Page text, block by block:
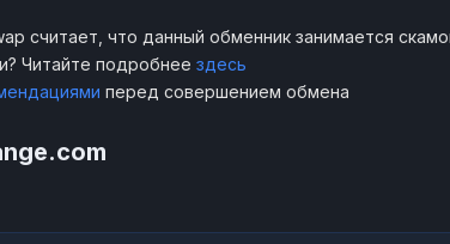
считает, что данный обменник занимается
Читайте подробнее здесь
перед совершением обмена